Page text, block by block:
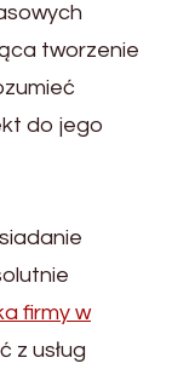
tworzenie
do jego
firmy w
z usług